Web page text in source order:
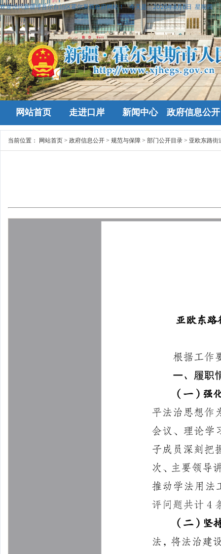
欢迎访问新疆维吾尔自治区霍尔果斯政府网站！ 今天是：2026年8月6日 星期四
网站首页 走进口岸 新闻中心 政府信息公开
当前位置： 网站首页 > 政府信息公开 > 规范与保障 > 部门公开目录 > 亚欧东路街